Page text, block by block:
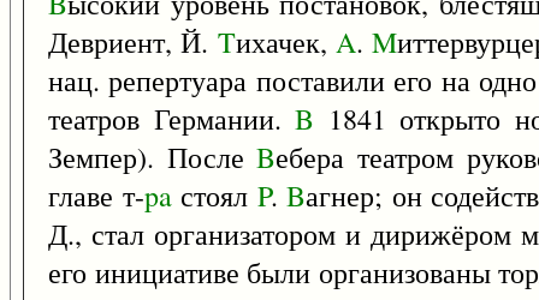
Девриент, Й. Tихачек, A. M
нац. репертуара поставили его на
театров Германии. B 1841 открыто
Земпер). ПослеBебера театром
главе т-paстоял P.Bагнер; он
Д., стал организатором и дирижёром
его инициативе были организованы